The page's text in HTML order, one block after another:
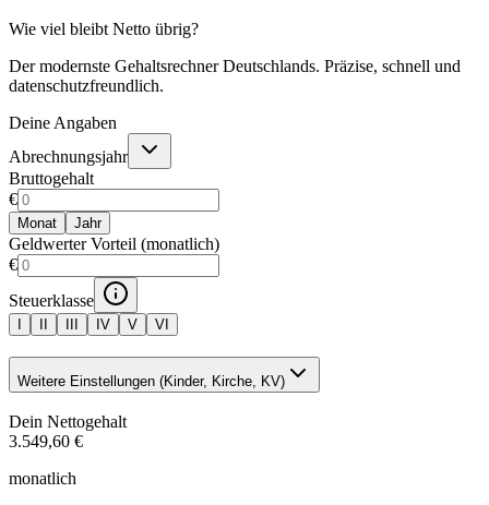
Wie viel bleibt Netto übrig?
Der modernste Gehaltsrechner Deutschlands. Präzise, schnell und
datenschutzfreundlich.
Deine Angaben
Abrechnungsjahr
Bruttogehalt
€
Monat Jahr
Geldwerter Vorteil (monatlich)
€
Steuerklasse
IV V VI
Weitere Einstellungen (Kinder, Kirche, KV)
Dein Nettogehalt
3.549,60 €
monatlich